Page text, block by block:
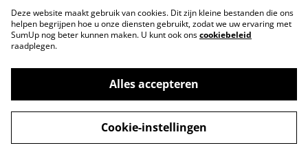
Privacybeleid
Cookiebeleid
Deze website maakt gebruik van cookies. Dit zijn kleine bestanden die ons
helpen begrijpen hoe u onze diensten gebruikt, zodat we uw ervaring met
SumUp nog beter kunnen maken. U kunt ook onscookiebeleid
raadplegen.
Alles accepteren
Cookie-instellingen